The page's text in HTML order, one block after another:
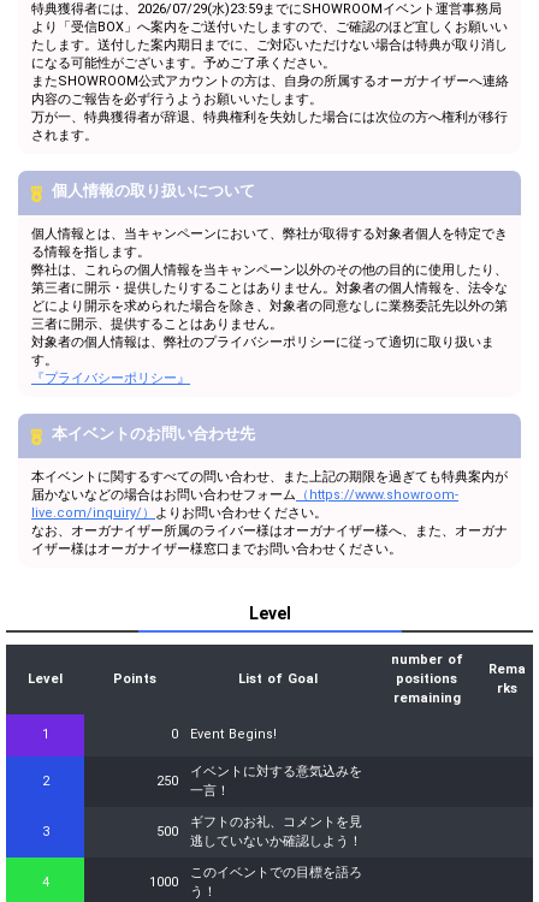
特典獲得者には、2026/07/29(水)23:59までにSHOWROOMイベント運営事務局
より「受信BOX」へ案内をご送付いたしますので、ご確認のほど宜しくお願いい
たします。送付した案内期日までに、ご対応いただけない場合は特典が取り消し
になる可能性がございます。予めご了承ください。
またSHOWROOM公式アカウントの方は、自身の所属するオーガナイザーへ連絡
内容のご報告を必ず行うようお願いいたします。
万が一、特典獲得者が辞退、特典権利を失効した場合には次位の方へ権利が移行
されます。
個人情報の取り扱いについて
個人情報とは、当キャンペーンにおいて、弊社が取得する対象者個人を特定でき
る情報を指します。
弊社は、これらの個人情報を当キャンペーン以外のその他の目的に使用したり、
第三者に開示・提供したりすることはありません。対象者の個人情報を、法令な
どにより開示を求められた場合を除き、対象者の同意なしに業務委託先以外の第
三者に開示、提供することはありません。
対象者の個人情報は、弊社のプライバシーポリシーに従って適切に取り扱いま
す。
『プライバシーポリシー』
本イベントのお問い合わせ先
本イベントに関するすべての問い合わせ、また上記の期限を過ぎても特典案内が
届かないなどの場合はお問い合わせフォーム （https://www.showroom-
live.com/inquiry/） よりお問い合わせください。
なお、オーガナイザー所属のライバー様はオーガナイザー様へ、また、オーガナ
イザー様はオーガナイザー様窓口までお問い合わせください。
Level
Level Points List of Goal
number of
positions
remaining
Rema
rks
1 0 Event Begins!
2 250
イベントに対する意気込みを
一言！
3 500
ギフトのお礼、コメントを見
逃していないか確認しよう！
4 1000
このイベントでの目標を語ろ
う！